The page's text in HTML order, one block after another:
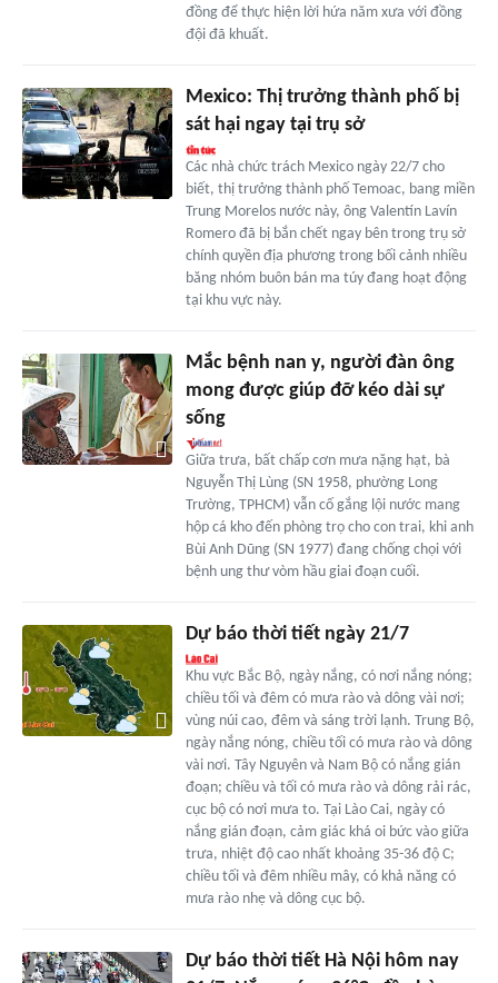
đồng để thực hiện lời hứa năm xưa với đồng
đội đã khuất.
Mexico: Thị trưởng thành phố bị
sát hại ngay tại trụ sở
Các nhà chức trách Mexico ngày 22/7 cho
biết, thị trưởng thành phố Temoac, bang miền
Trung Morelos nước này, ông Valentín Lavín
Romero đã bị bắn chết ngay bên trong trụ sở
chính quyền địa phương trong bối cảnh nhiều
băng nhóm buôn bán ma túy đang hoạt động
tại khu vực này.
Mắc bệnh nan y, người đàn ông
mong được giúp đỡ kéo dài sự
sống
Giữa trưa, bất chấp cơn mưa nặng hạt, bà
Nguyễn Thị Lùng (SN 1958, phường Long
Trường, TPHCM) vẫn cố gắng lội nước mang
hộp cá kho đến phòng trọ cho con trai, khi anh
Bùi Anh Dũng (SN 1977) đang chống chọi với
bệnh ung thư vòm hầu giai đoạn cuối.
Dự báo thời tiết ngày 21/7
Khu vực Bắc Bộ, ngày nắng, có nơi nắng nóng;
chiều tối và đêm có mưa rào và dông vài nơi;
vùng núi cao, đêm và sáng trời lạnh. Trung Bộ,
ngày nắng nóng, chiều tối có mưa rào và dông
vài nơi. Tây Nguyên và Nam Bộ có nắng gián
đoạn; chiều và tối có mưa rào và dông rải rác,
cục bộ có nơi mưa to. Tại Lào Cai, ngày có
nắng gián đoạn, cảm giác khá oi bức vào giữa
trưa, nhiệt độ cao nhất khoảng 35-36 độ C;
chiều tối và đêm nhiều mây, có khả năng có
mưa rào nhẹ và dông cục bộ.
Dự báo thời tiết Hà Nội hôm nay